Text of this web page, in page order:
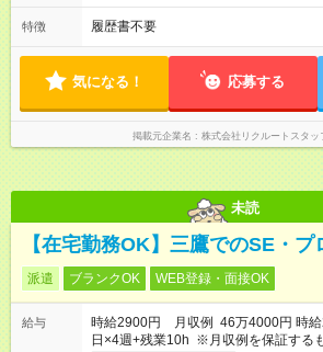
特徴 履歴書不要
気になる！ 応募する
掲載元企業名 株式会社リクルートスタッ
未読
【在宅勤務OK】三鷹でのSE・プ
派遣 ブランクOK WEB登録・面接OK
給与
時給2900円 月収例 46万4000円 時
日×4週+残業10h ※月収例を保証する